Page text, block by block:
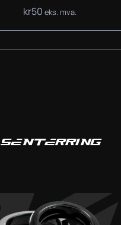
kr50 eks. mva.
SENTERRING